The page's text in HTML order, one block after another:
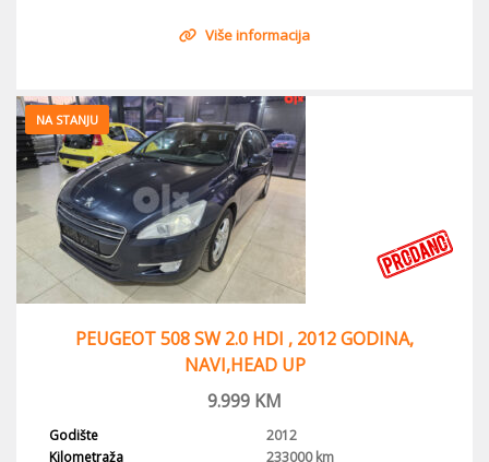
Više informacija
NA STANJU
PEUGEOT 508 SW 2.0 HDI , 2012 GODINA,
NAVI,HEAD UP
9.999 KM
Godište
2012
Kilometraža
233000 km